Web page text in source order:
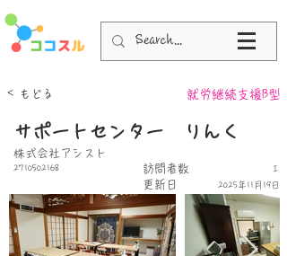
< もどる
サポートセンター りんく
株式会社アシスト
2710502168 ​訪問者数 I
更新日 2025年11月19日
就労継続支援B型